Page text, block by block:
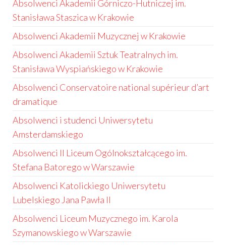
Absolwenci Akademii Górniczo-Hutniczej im.
Stanisława Staszica w Krakowie
Absolwenci Akademii Muzycznej w Krakowie
Absolwenci Akademii Sztuk Teatralnych im.
Stanisława Wyspiańskiego w Krakowie
Absolwenci Conservatoire national supérieur d’art
dramatique
Absolwenci i studenci Uniwersytetu
Amsterdamskiego
Absolwenci II Liceum Ogólnokształcącego im.
Stefana Batorego w Warszawie
Absolwenci Katolickiego Uniwersytetu
Lubelskiego Jana Pawła II
Absolwenci Liceum Muzycznego im. Karola
Szymanowskiego w Warszawie